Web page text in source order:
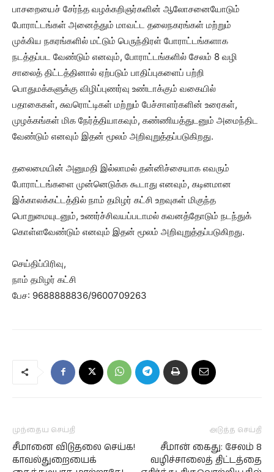
பாசறையைச் சேர்ந்த வழக்கறிஞர்களின் ஆலோசனையோடும்
போராட்டங்கள் அனைத்தும் மாவட்ட தலைநகரங்கள் மற்றும்
முக்கிய நகரங்களில் மட்டும் பெருந்திரள் போராட்டங்களாக
நடத்தப்பட வேண்டும் எனவும், போராட்டங்களில் சேலம் 8 வழி
சாலைத் திட்டத்தினால் ஏற்படும் பாதிப்புகளைப் பற்றி
பொதுமக்களுக்கு விழிப்புணர்வு உண்டாக்கும் வகையில்
பதாகைகள், சுவரொட்டிகள் மற்றும் பேச்சாளர்களின் உரைகள்,
முழக்கங்கள் மிக நேர்த்தியாகவும், கண்ணியத்துடனும் அமைந்திட
வேண்டும் எனவும் இதன் மூலம் அறிவுறுத்தப்படுகிறது.
தலைமையின் அனுமதி இல்லாமல் தன்னிச்சையாக எவரும்
போராட்டங்களை முன்னெடுக்க கூடாது எனவும், கடினமான
இக்காலக்கட்டத்தில் நாம் தமிழர் கட்சி உறவுகள் மிகுந்த
பொறுமையுடனும், உணர்ச்சிவயப்படாமல் கவனத்தோடும் நடந்துக்
கொள்ளவேண்டும் எனவும் இதன் மூலம் அறிவுறுத்தப்படுகிறது.
செய்திப்பிரிவு,
நாம் தமிழர் கட்சி
பேச: 9688888836/9600709263
முந்தைய செய்தி
சீமானை விடுதலை செய்க!
காவல்துறையைக்
அடுத்த செய்தி
சீமான் கைது: சேலம் 8
வழிச்சாலைத் திட்டத்தை